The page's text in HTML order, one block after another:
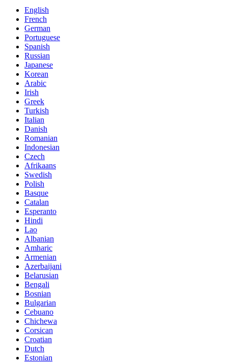
English
French
German
Portuguese
Spanish
Russian
Japanese
Korean
Arabic
Irish
Greek
Turkish
Italian
Danish
Romanian
Indonesian
Czech
Afrikaans
Swedish
Polish
Basque
Catalan
Esperanto
Hindi
Lao
Albanian
Amharic
Armenian
Azerbaijani
Belarusian
Bengali
Bosnian
Bulgarian
Cebuano
Chichewa
Corsican
Croatian
Dutch
Estonian